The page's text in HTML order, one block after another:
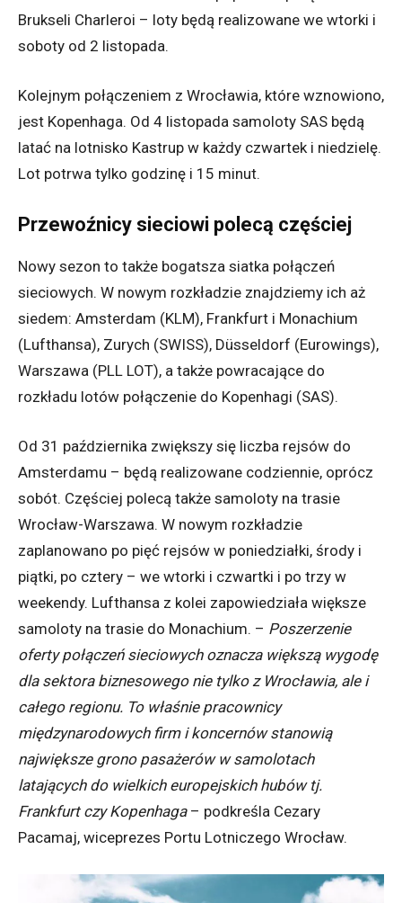
Brukseli Charleroi – loty będą realizowane we wtorki i
soboty od 2 listopada.
Kolejnym połączeniem z Wrocławia, które wznowiono,
jest Kopenhaga. Od 4 listopada samoloty SAS będą
latać na lotnisko Kastrup w każdy czwartek i niedzielę.
Lot potrwa tylko godzinę i 15 minut.
Przewoźnicy sieciowi polecą częściej
Nowy sezon to także bogatsza siatka połączeń
sieciowych. W nowym rozkładzie znajdziemy ich aż
siedem: Amsterdam (KLM), Frankfurt i Monachium
(Lufthansa), Zurych (SWISS), Düsseldorf (Eurowings),
Warszawa (PLL LOT), a także powracające do
rozkładu lotów połączenie do Kopenhagi (SAS).
Od 31 października zwiększy się liczba rejsów do
Amsterdamu – będą realizowane codziennie, oprócz
sobót. Częściej polecą także samoloty na trasie
Wrocław-Warszawa. W nowym rozkładzie
zaplanowano po pięć rejsów w poniedziałki, środy i
piątki, po cztery – we wtorki i czwartki i po trzy w
weekendy. Lufthansa z kolei zapowiedziała większe
samoloty na trasie do Monachium. – Poszerzenie
oferty połączeń sieciowych oznacza większą wygodę
dla sektora biznesowego nie tylko z Wrocławia, ale i
całego regionu. To właśnie pracownicy
międzynarodowych firm i koncernów stanowią
największe grono pasażerów w samolotach
latających do wielkich europejskich hubów tj.
Frankfurt czy Kopenhaga– podkreśla Cezary
Pacamaj, wiceprezes Portu Lotniczego Wrocław.